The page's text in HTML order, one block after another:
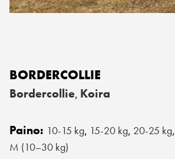
BORDERCOLLIE
Bordercollie, Koira
Paino: 10-15 kg, 15-20 kg, 20-25 kg,
M (10–30 kg)